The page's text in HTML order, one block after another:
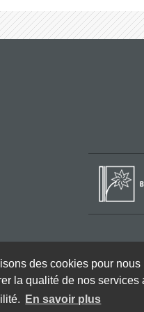
des cookies pour nous
la qualité de nos services
En savoir plus